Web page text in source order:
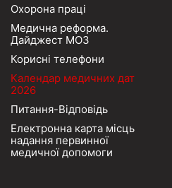
Охорона праці
Медична реформа.
Дайджест МОЗ
Корисні телефони
Календар медичних дат
2026
Питання-Відповідь
Електронна карта місць
надання первинної
медичної допомоги